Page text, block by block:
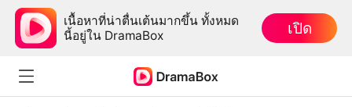
เนื้อหาที่น่าตื่นเต้นมากขึ้น ทั้งหมด
นี้อยู่ใน DramaBox
เปิด